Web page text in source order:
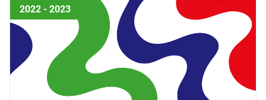
2022 - 2023